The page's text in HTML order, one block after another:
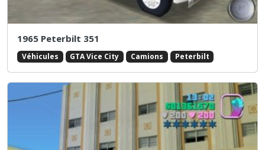
1965 Peterbilt 351
Véhicules GTA Vice City Camions Peterbilt